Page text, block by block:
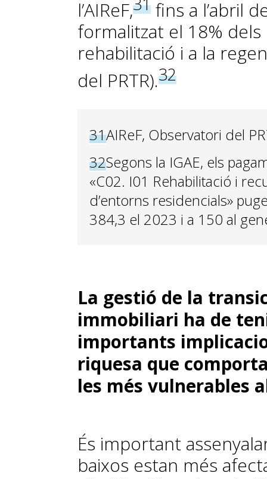
l’AIReF,
fins a l’abril
formalitzat el 18%
rehabilitació i a la
del PRTR).32
31AIReF, Observatori del
32Segons la IGAE, els
«C02. I01 Rehabilitació i
d’entorns residencials»
384,3 el 2023 i a 150 al
La gestió de la
immobiliari ha de
importants
riquesa que
les més vulnerables
És important
baixos estan més